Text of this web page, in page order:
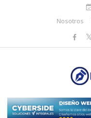
Nosotros